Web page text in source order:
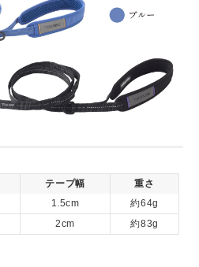
テープ幅
重さ
1.5cm
約64g
2cm 約83g